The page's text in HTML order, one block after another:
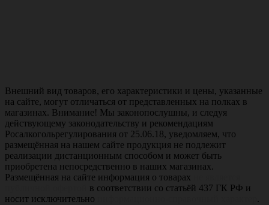
Внешний вид товаров, его характеристики и цены, указанные
на сайте, могут отличаться от представленных на полках в
магазинах. Внимание! Мы законопослушны, и следуя
действующему законодательству и рекомендациям
Росалкогольрегулирования от 25.06.18, уведомляем, что
размещённая на нашем сайте продукция не подлежит
реализации дистанционным способом и может быть
приобретена непосредственно в наших магазинах.
Размещённая на сайте информация о товарах
в соответствии со статьёй 437 ГК РФ и
носит исключительно
.